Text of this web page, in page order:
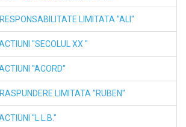
LIMITATA "ALI"
"SECOLUL ХХ "
"ACORD"
LIMITATA "RUBEN"
"L.L.B."